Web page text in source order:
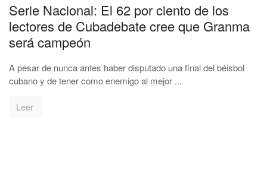
Serie Nacional: El 62 por ciento de los
lectores de Cubadebate cree que Granma
será campeón
A pesar de nunca antes haber disputado una final del béisbol
cubano y de tener como enemigo al mejor ...
Leer